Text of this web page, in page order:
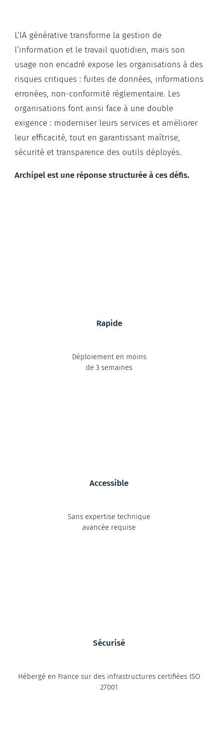
L’IAgénérative transforme la gestion de
l’information et le travail quotidien, mais son
usage non encadré expose les organisations à des
risques critiques : fuites de données, informations
erronées, non-conformité réglementaire. Les
organisations font ainsi face à une double
exigence : moderniserleurs services et améliorer
leur efficacité, tout en garantissant maîtrise,
sécurité et transparence des outils déployés.
Archipel est une réponse structurée à ces défis.
Rapide
Déploiement en moins
de 3 semaines
Accessible
Sans expertise technique
avancée requise
Sécurisé
Hébergé en France sur des infrastructures certifiées ISO
27001